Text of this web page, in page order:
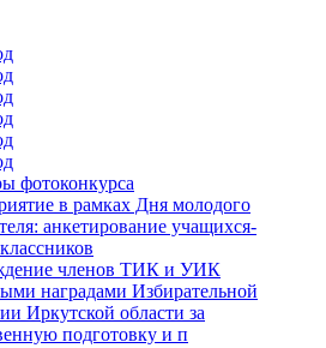
фотоконкурса
в рамках Дня молодого
анкетирование учащихся-
членов ТИК и УИК
наградами Избирательной
Иркутской области за
подготовку и п